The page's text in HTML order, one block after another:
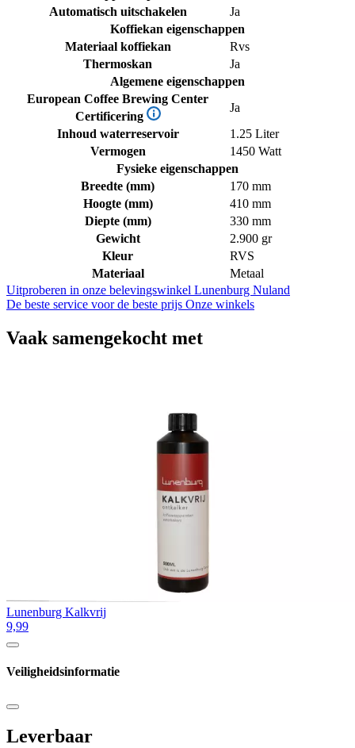
Automatisch uitschakelen
Ja
Koffiekan eigenschappen
Materiaal koffiekan
Rvs
Thermoskan
Ja
Algemene eigenschappen
European Coffee Brewing Center
Certificering
Ja
Inhoud waterreservoir
1.25 Liter
Vermogen
1450 Watt
Fysieke eigenschappen
Breedte (mm)
170 mm
Hoogte (mm)
410 mm
Diepte (mm)
330 mm
Gewicht
2.900 gr
Kleur
RVS
Materiaal
Metaal
Uitproberen in onze belevingswinkel Lunenburg Nuland
De beste service voor de beste prijs Onze winkels
Vaak samengekocht met
Lunenburg Kalkvrij
9,99
Veiligheidsinformatie
Leverbaar